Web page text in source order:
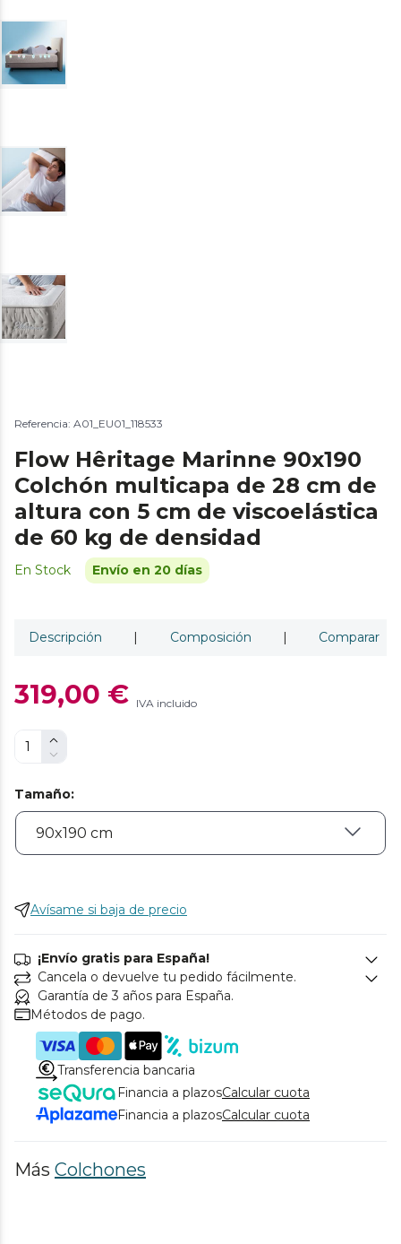
Referencia: A01_EU01_118533
Flow Hêritage Marinne 90x190
Colchón multicapa de 28 cm de
altura con 5 cm de viscoelástica
de 60 kg de densidad
En Stock Envío en 20 días
Descripción | Composición | Comparar
319,00 € IVA incluido
Tamaño:
Avísame si baja de precio
¡Envío gratis para España!
Cancela o devuelve tu pedido fácilmente.
Garantía de 3 años para España.
Métodos de pago.
Transferencia bancaria
Financia a plazosCalcular cuota
Financia a plazosCalcular cuota
Más Colchones